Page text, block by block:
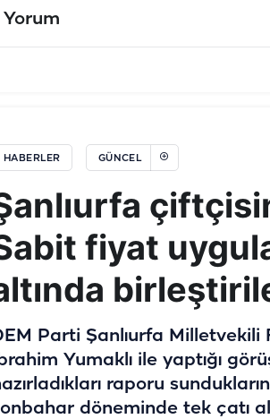
HABERLER GÜNCEL
fiyat
Parti Şanlıurfa Milletvekili
Yumaklı ile yaptığı
raporu
döneminde tek çatı